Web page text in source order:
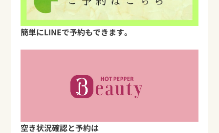
簡単にLINEで予約もできます。
空き状況確認と予約は